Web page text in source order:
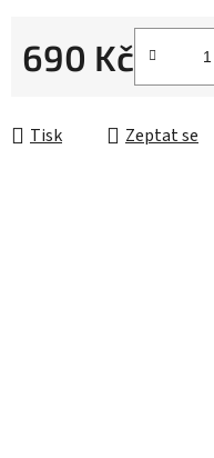
690 Kč
Tisk Zeptat se